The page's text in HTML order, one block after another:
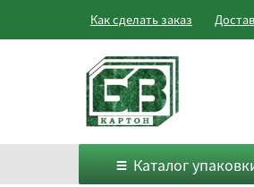
Как сделать заказ
Каталог